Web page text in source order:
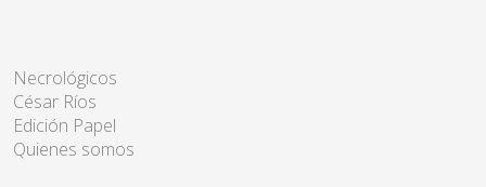
Necrológicos
César Ríos
Edición Papel
Quienes somos